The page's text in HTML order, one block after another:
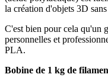
la création d'objets 3D
C'est bien pour cela qu'un
personnelles et
PLA.
Bobine de 1 kg de